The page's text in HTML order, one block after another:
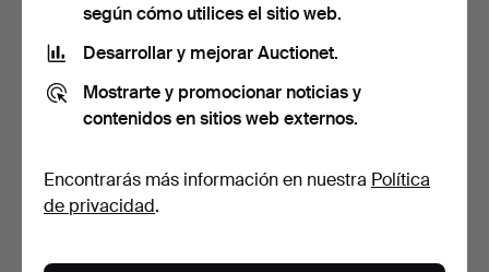
MEISSEN. Piezas de vajilla,
"Lökmönstret",…
Subastado 1 jul 2026
23 pujas
635 USD
MARIANNE WESTMAN.
PIEZAS DE VAJILLA DE
19 pujas
578 USD
según cómo utilices el sitio web.
Desarrollar y mejorar Auctionet.
Mostrarte y promocionar noticias y
contenidos en sitios web externos.
Encontrarás más información en nuestra Política
de privacidad.